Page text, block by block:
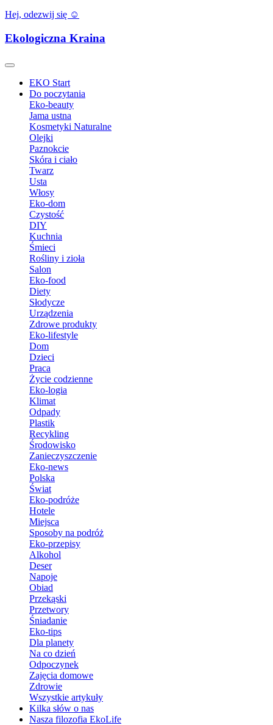
Hej, odezwij się ☺️
Ekologiczna Kraina
EKO Start
Do poczytania
Eko-beauty
Jama ustna
Kosmetyki Naturalne
Olejki
Paznokcie
Skóra i ciało
Twarz
Usta
Włosy
Eko-dom
Czystość
DIY
Kuchnia
Śmieci
Rośliny i zioła
Salon
Eko-food
Diety
Słodycze
Urządzenia
Zdrowe produkty
Eko-lifestyle
Dom
Dzieci
Praca
Życie codzienne
Eko-logia
Klimat
Odpady
Plastik
Recykling
Środowisko
Zanieczyszczenie
Eko-news
Polska
Świat
Eko-podróże
Hotele
Miejsca
Sposoby na podróż
Eko-przepisy
Alkohol
Deser
Napoje
Obiad
Przekąski
Przetwory
Śniadanie
Eko-tips
Dla planety
Na co dzień
Odpoczynek
Zajęcia domowe
Zdrowie
Wszystkie artykuły
Kilka słów o nas
Nasza filozofia EkoLife